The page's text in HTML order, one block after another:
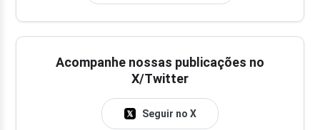
Acompanhe nossas publicações no
X/Twitter
Seguir no X